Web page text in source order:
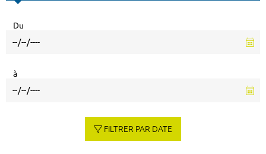
Du
à
FILTRER PAR DATE